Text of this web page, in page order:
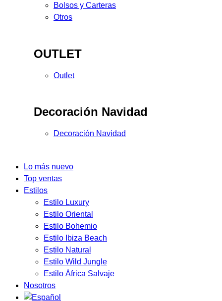
Bolsos y Carteras
Otros
OUTLET
Outlet
Decoración Navidad
Decoración Navidad
Lo más nuevo
Top ventas
Estilos
Estilo Luxury
Estilo Oriental
Estilo Bohemio
Estilo Ibiza Beach
Estilo Natural
Estilo Wild Jungle
Estilo África Salvaje
Nosotros